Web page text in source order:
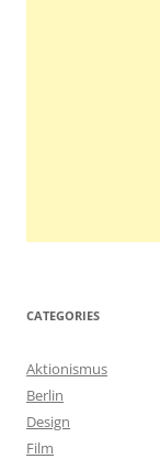
CATEGORIES
Aktionismus
Berlin
Design
Film